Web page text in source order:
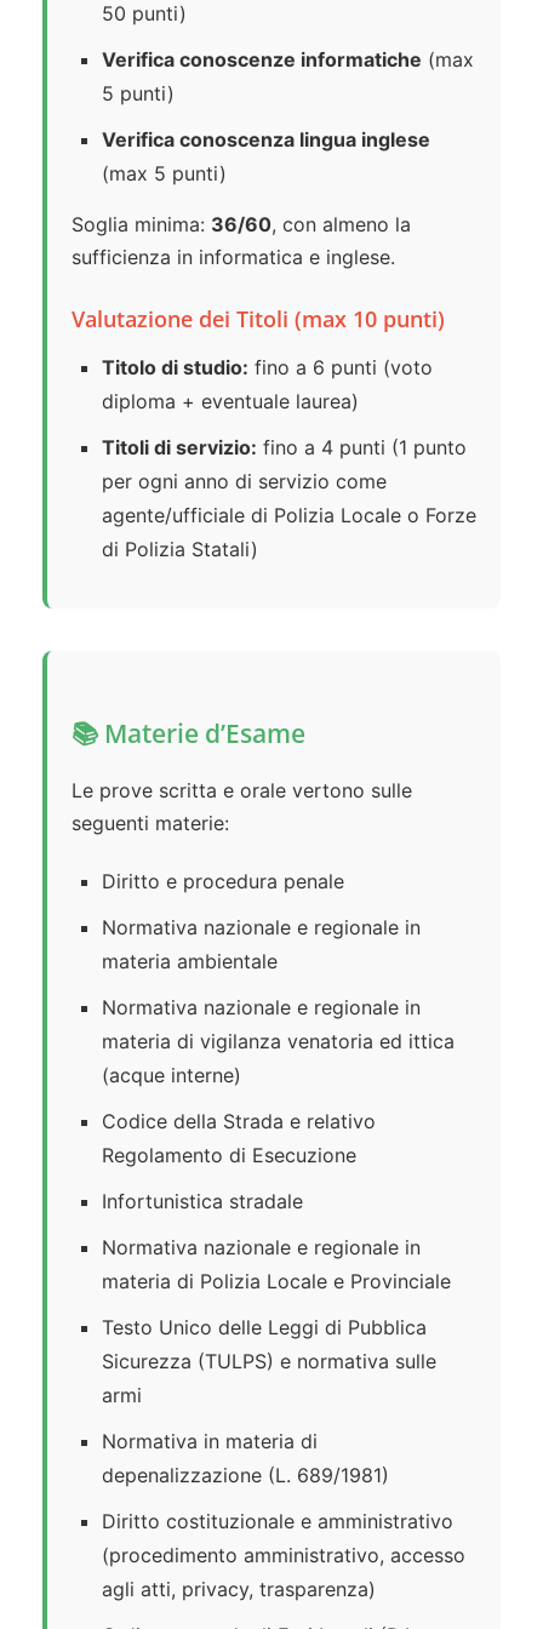
50 punti)
Verifica conoscenze informatiche (max
5 punti)
Verifica conoscenza lingua inglese
(max 5 punti)
Soglia minima: 36/60, con almeno la
sufficienza in informatica e inglese.
Valutazione dei Titoli (max 10 punti)
Titolo di studio: fino a 6 punti (voto
diploma + eventuale laurea)
Titoli di servizio: fino a 4 punti (1 punto
per ogni anno di servizio come
agente/ufficiale di Polizia Locale o Forze
di Polizia Statali)
📚 Materie d’Esame
Le prove scritta e orale vertono sulle
seguenti materie:
Diritto e procedura penale
Normativa nazionale e regionale in
materia ambientale
Normativa nazionale e regionale in
materia di vigilanza venatoria ed ittica
(acque interne)
Codice della Strada e relativo
Regolamento di Esecuzione
Infortunistica stradale
Normativa nazionale e regionale in
materia di Polizia Locale e Provinciale
Testo Unico delle Leggi di Pubblica
Sicurezza (TULPS) e normativa sulle
armi
Normativa in materia di
depenalizzazione (L. 689/1981)
Diritto costituzionale e amministrativo
(procedimento amministrativo, accesso
agli atti, privacy, trasparenza)